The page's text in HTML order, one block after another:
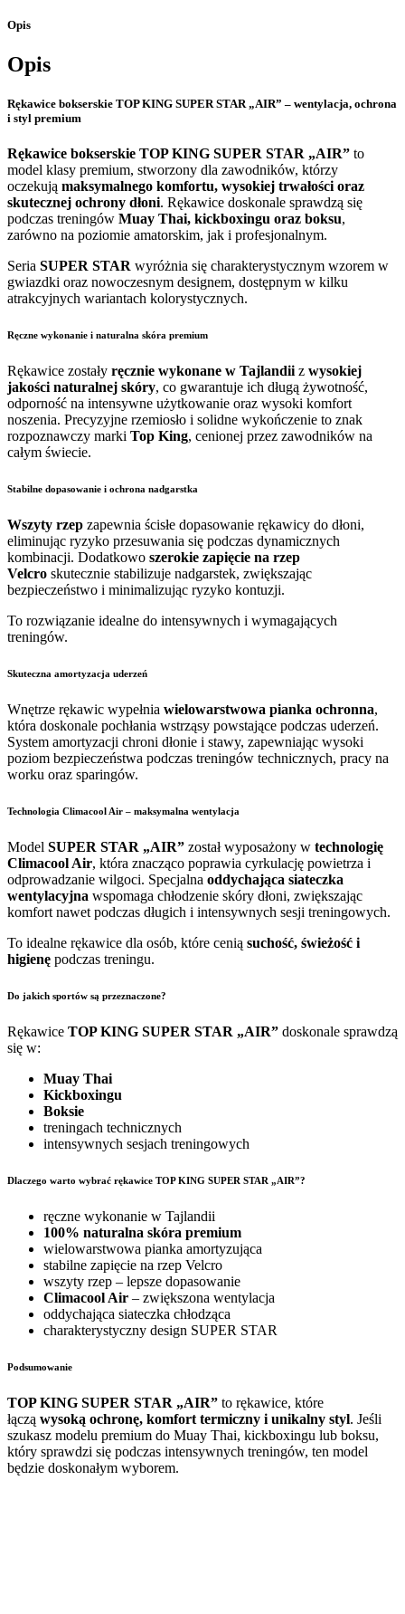
Opis
Opis
Rękawice bokserskie TOP KING SUPER STAR „AIR” – wentylacja, ochrona
i styl premium
Rękawice bokserskie TOP KING SUPER STAR „AIR” to
model klasy premium, stworzony dla zawodników, którzy
oczekują maksymalnego komfortu, wysokiej trwałości oraz
skutecznej ochrony dłoni. Rękawice doskonale sprawdzą się
podczas treningów Muay Thai, kickboxingu oraz boksu,
zarówno na poziomie amatorskim, jak i profesjonalnym.
Seria SUPER STAR wyróżnia się charakterystycznym wzorem w
gwiazdki oraz nowoczesnym designem, dostępnym w kilku
atrakcyjnych wariantach kolorystycznych.
Ręczne wykonanie i naturalna skóra premium
Rękawice zostały ręcznie wykonane w Tajlandii z wysokiej
jakości naturalnej skóry, co gwarantuje ich długą żywotność,
odporność na intensywne użytkowanie oraz wysoki komfort
noszenia. Precyzyjne rzemiosło i solidne wykończenie to znak
rozpoznawczy marki Top King, cenionej przez zawodników na
całym świecie.
Stabilne dopasowanie i ochrona nadgarstka
Wszyty rzep zapewnia ścisłe dopasowanie rękawicy do dłoni,
eliminując ryzyko przesuwania się podczas dynamicznych
kombinacji. Dodatkowo szerokie zapięcie na rzep
Velcro skutecznie stabilizuje nadgarstek, zwiększając
bezpieczeństwo i minimalizując ryzyko kontuzji.
To rozwiązanie idealne do intensywnych i wymagających
treningów.
Skuteczna amortyzacja uderzeń
Wnętrze rękawic wypełnia wielowarstwowa pianka ochronna,
która doskonale pochłania wstrząsy powstające podczas uderzeń.
System amortyzacji chroni dłonie i stawy, zapewniając wysoki
poziom bezpieczeństwa podczas treningów technicznych, pracy na
worku oraz sparingów.
Technologia Climacool Air – maksymalna wentylacja
Model SUPER STAR „AIR” został wyposażony w technologię
Climacool Air, która znacząco poprawia cyrkulację powietrza i
odprowadzanie wilgoci. Specjalna oddychająca siateczka
wentylacyjna wspomaga chłodzenie skóry dłoni, zwiększając
komfort nawet podczas długich i intensywnych sesji treningowych.
To idealne rękawice dla osób, które cenią suchość, świeżość i
higienę podczas treningu.
Do jakich sportów są przeznaczone?
Rękawice TOP KING SUPER STAR „AIR” doskonale sprawdzą
się w:
Muay Thai
Kickboxingu
Boksie
treningach technicznych
intensywnych sesjach treningowych
Dlaczego warto wybrać rękawice TOP KING SUPER STAR „AIR”?
ręczne wykonanie w Tajlandii
100% naturalna skóra premium
wielowarstwowa pianka amortyzująca
stabilne zapięcie na rzep Velcro
wszyty rzep – lepsze dopasowanie
Climacool Air – zwiększona wentylacja
oddychająca siateczka chłodząca
charakterystyczny design SUPER STAR
Podsumowanie
TOP KING SUPER STAR „AIR” to rękawice, które
łączą wysoką ochronę, komfort termiczny i unikalny styl. Jeśli
szukasz modelu premium do Muay Thai, kickboxingu lub boksu,
który sprawdzi się podczas intensywnych treningów, ten model
będzie doskonałym wyborem.